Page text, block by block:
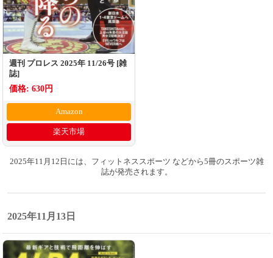
週刊 プロレス 2025年 11/26号 [雑
誌]
価格: 630円
Amazon
楽天市場
2025年11月12日には、フィットネススポーツ などから5冊のスポーツ雑
誌が発売されます。
2025年11月13日